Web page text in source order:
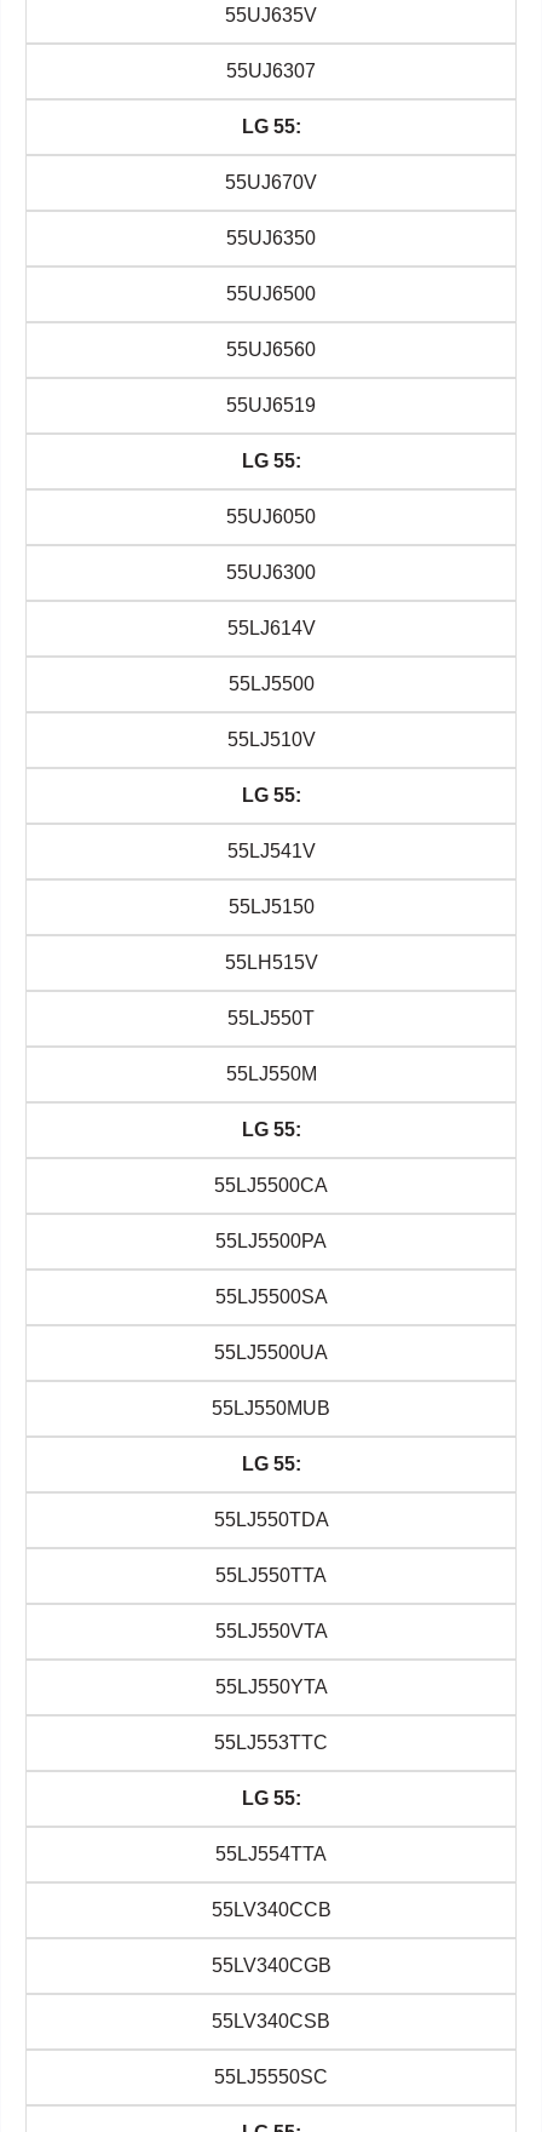
55UJ635V
55UJ6307
LG 55:
55UJ670V
55UJ6350
55UJ6500
55UJ6560
55UJ6519
LG 55:
55UJ6050
55UJ6300
55LJ614V
55LJ5500
55LJ510V
LG 55:
55LJ541V
55LJ5150
55LH515V
55LJ550T
55LJ550M
LG 55:
55LJ5500CA
55LJ5500PA
55LJ5500SA
55LJ5500UA
55LJ550MUB
LG 55:
55LJ550TDA
55LJ550TTA
55LJ550VTA
55LJ550YTA
55LJ553TTC
LG 55:
55LJ554TTA
55LV340CCB
55LV340CGB
55LV340CSB
55LJ5550SC